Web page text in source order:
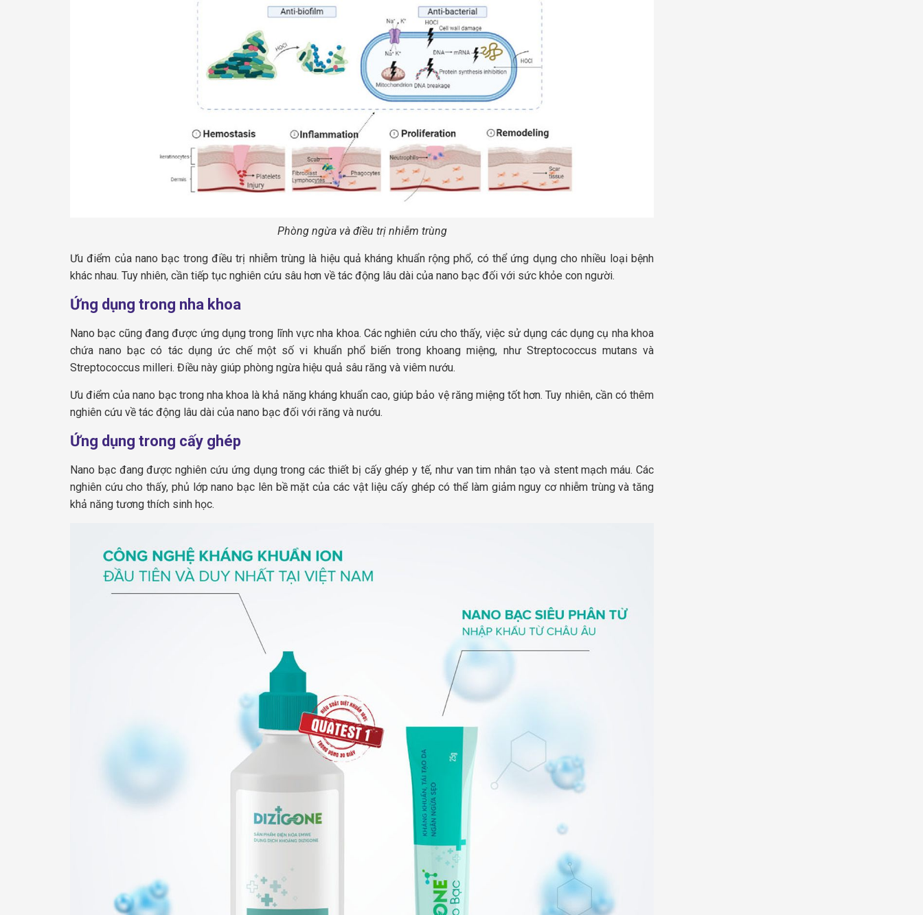
Phòng ngừa và điều trị nhiễm trùng
Ưu điểm của nano bạc trong điều trị nhiễm trùng là hiệu quả kháng khuẩn rộng phổ, có thể ứng dụng cho nhiều loại bệnh
khác nhau. Tuy nhiên, cần tiếp tục nghiên cứu sâu hơn về tác động lâu dài của nano bạc đối với sức khỏe con người.
Ứng dụng trong nha khoa
Nano bạc cũng đang được ứng dụng trong lĩnh vực nha khoa. Các nghiên cứu cho thấy, việc sử dụng các dụng cụ nha khoa
chứa nano bạc có tác dụng ức chế một số vi khuẩn phổ biến trong khoang miệng, như Streptococcus mutans và
Streptococcus milleri. Điều này giúp phòng ngừa hiệu quả sâu răng và viêm nướu.
Ưu điểm của nano bạc trong nha khoa là khả năng kháng khuẩn cao, giúp bảo vệ răng miệng tốt hơn. Tuy nhiên, cần có thêm
nghiên cứu về tác động lâu dài của nano bạc đối với răng và nướu.
Ứng dụng trong cấy ghép
Nano bạc đang được nghiên cứu ứng dụng trong các thiết bị cấy ghép y tế, như van tim nhân tạo và stent mạch máu. Các
nghiên cứu cho thấy, phủ lớp nano bạc lên bề mặt của các vật liệu cấy ghép có thể làm giảm nguy cơ nhiễm trùng và tăng
khả năng tương thích sinh học.